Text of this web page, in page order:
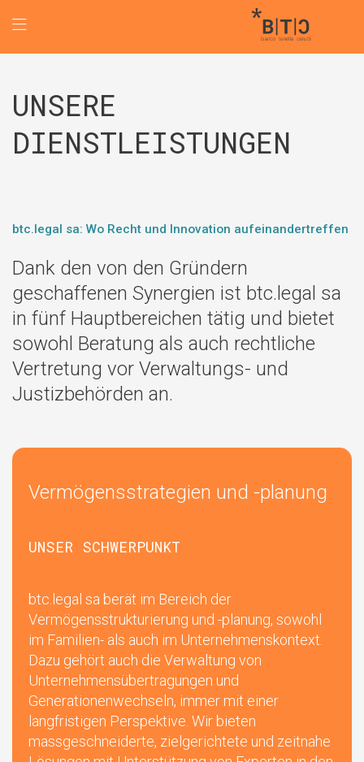
UNSERE
DIENSTLEISTUNGEN
btc.legal sa: Wo Recht und Innovation aufeinandertreffen
Dank den von den Gründern
geschaffenen Synergien ist btc.legal sa
in fünf Hauptbereichen tätig und bietet
sowohl Beratung als auch rechtliche
Vertretung vor Verwaltungs- und
Justizbehörden an.
Vermögensstrategien und -planung
UNSER SCHWERPUNKT
btc.legal sa berät im Bereich der
Vermögensstrukturierung und -planung, sowohl
im Familien- als auch im Unternehmenskontext.
Dazu gehört auch die Verwaltung von
Unternehmensübertragungen und
Generationenwechseln, immer mit einer
langfristigen Perspektive. Wir bieten
massgeschneiderte, zielgerichtete und zeitnahe